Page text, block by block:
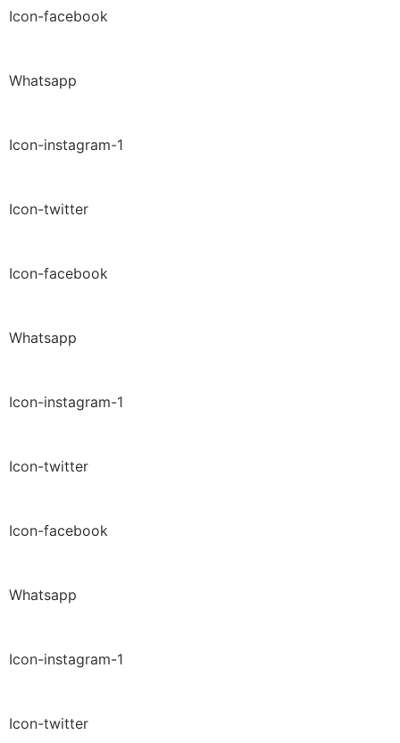
Icon-facebook
Whatsapp
Icon-instagram-1
Icon-twitter
Icon-facebook
Whatsapp
Icon-instagram-1
Icon-twitter
Icon-facebook
Whatsapp
Icon-instagram-1
Icon-twitter